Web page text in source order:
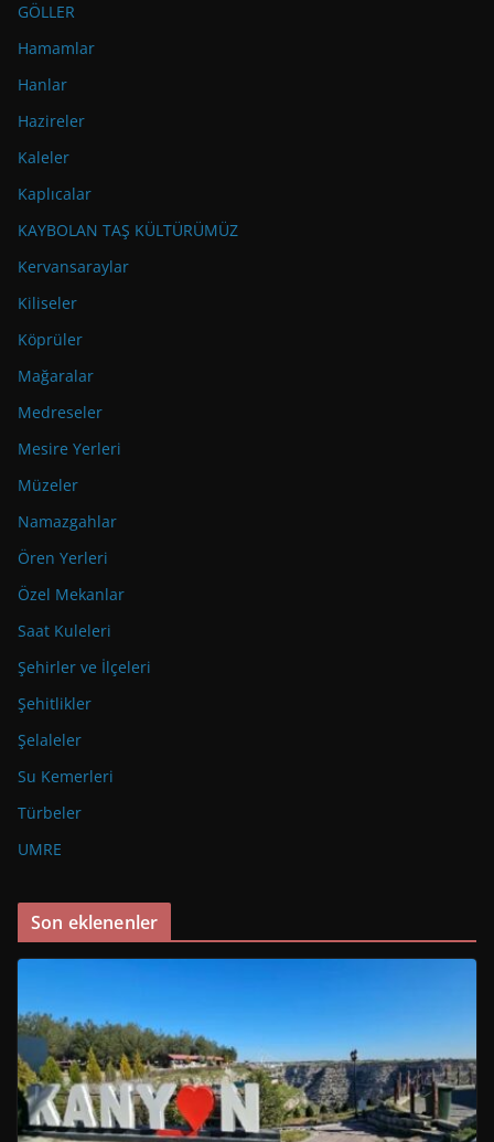
GÖLLER
Hamamlar
Hanlar
Hazireler
Kaleler
Kaplıcalar
KAYBOLAN TAŞ KÜLTÜRÜMÜZ
Kervansaraylar
Kiliseler
Köprüler
Mağaralar
Medreseler
Mesire Yerleri
Müzeler
Namazgahlar
Ören Yerleri
Özel Mekanlar
Saat Kuleleri
Şehirler ve İlçeleri
Şehitlikler
Şelaleler
Su Kemerleri
Türbeler
UMRE
Son eklenenler